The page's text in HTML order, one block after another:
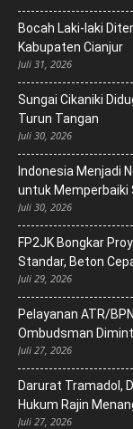
Bocah Laki-laki
Kabupaten Cianjur
Juli 31, 2026
Sungai Cikaniki
Turun Tangan
Juli 30, 2026
‎Indonesia Menjadi
untuk Memperbaiki
Juli 30, 2026
FP2JK Bongkar
Standar, Beton
Juli 29, 2026
Pelayanan ATR/
Ombudsman
Juli 27, 2026
Darurat Tramadol,
Hukum Rajin
Juli 27, 2026